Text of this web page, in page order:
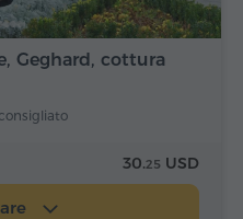
Geghard, cottura
30.25 USD